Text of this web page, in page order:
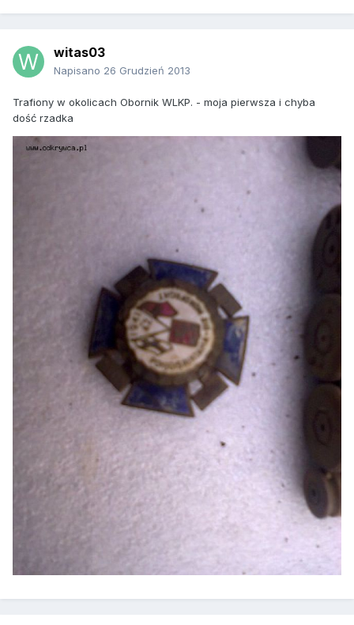
witas03
Napisano 26 Grudzień 2013
Trafiony w okolicach Obornik WLKP. - moja pierwsza i chyba
dość rzadka